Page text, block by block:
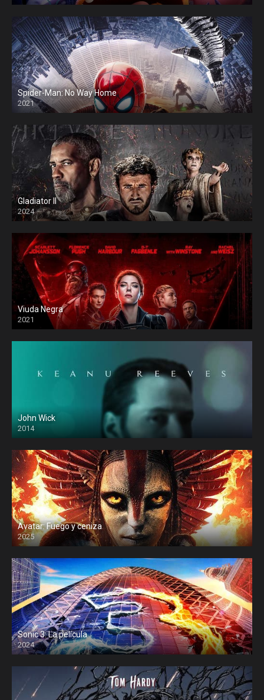
Spider-Man: No Way Home
2021
Gladiator II
2024
Viuda Negra
2021
John Wick
2014
Avatar: Fuego y ceniza
2025
Sonic 3: La película
2024